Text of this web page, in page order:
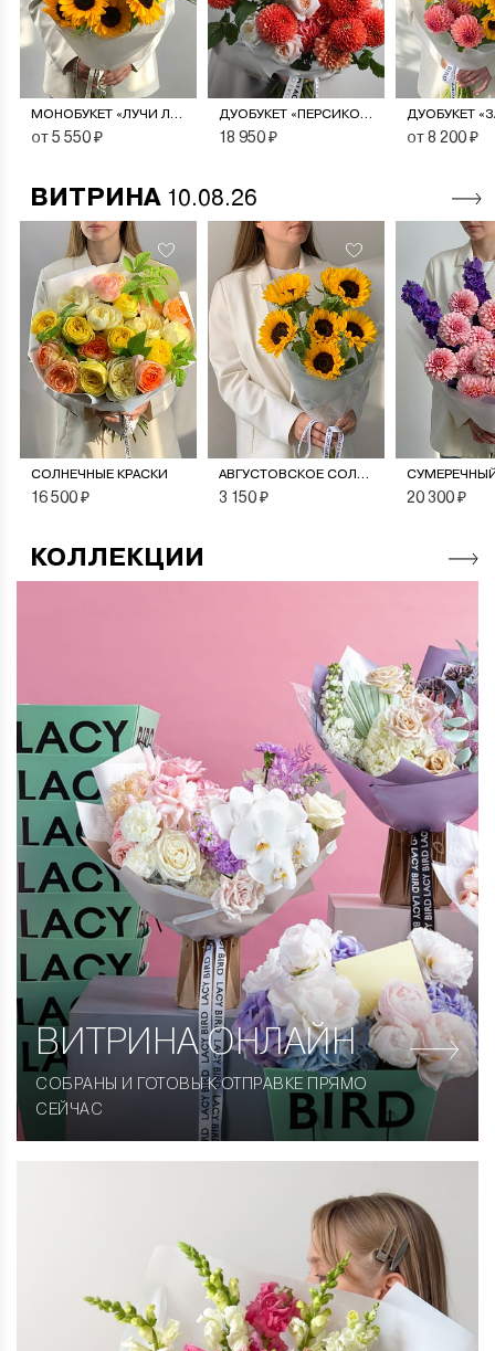
МОНОБУКЕТ «ЛУЧИ ЛЕТА»
от 5 550 ₽
ДУОБУКЕТ «ПЕРСИКОВЫЙ СОРБЕТ»
18 950 ₽ от 8 200 ₽
ВИТРИНА 10.08.26
СОЛНЕЧНЫЕ КРАСКИ
16 500 ₽
АВГУСТОВСКОЕ СОЛНЦЕ
3 150 ₽ 20 300 ₽
КОЛЛЕКЦИИ
ВИТРИНАОНЛАЙН
СОБРАНЫ И ГОТОВЫ К ОТПРАВКЕ ПРЯМО
СЕЙЧАС